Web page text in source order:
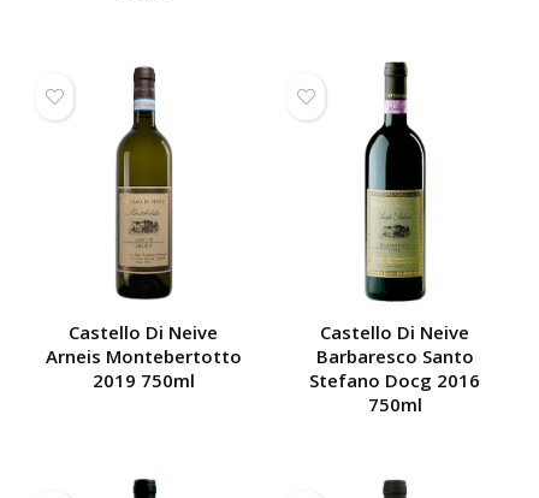
Castello Di Neive
Arneis Montebertotto
2019 750ml
Castello Di Neive
Barbaresco Santo
Stefano Docg 2016
750ml